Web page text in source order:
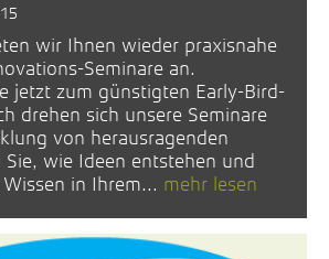
wir Ihnen wieder praxisnahe
Seminare an.
jetzt zum günstigten Early-Bird-
drehen sich unsere Seminare
von herausragenden
Sie, wie Ideen entstehen und
in Ihrem... mehr lesen